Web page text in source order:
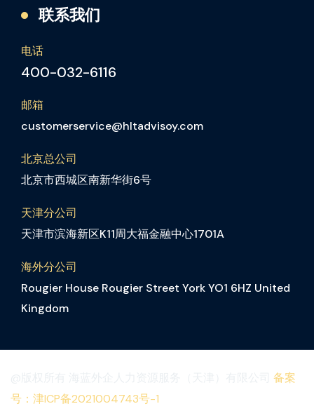
联系我们
电话
400-032-6116
邮箱
customerservice@hltadvisoy.com
北京总公司
北京市西城区南新华街6号
天津分公司
天津市滨海新区K11周大福金融中心1701A
海外分公司
Rougier House Rougier Street York YO1 6HZ United
Kingdom
备案
号：津ICP备2021004743号-1